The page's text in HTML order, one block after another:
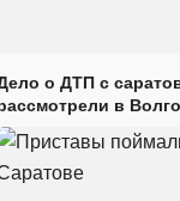
о ДТП с
в